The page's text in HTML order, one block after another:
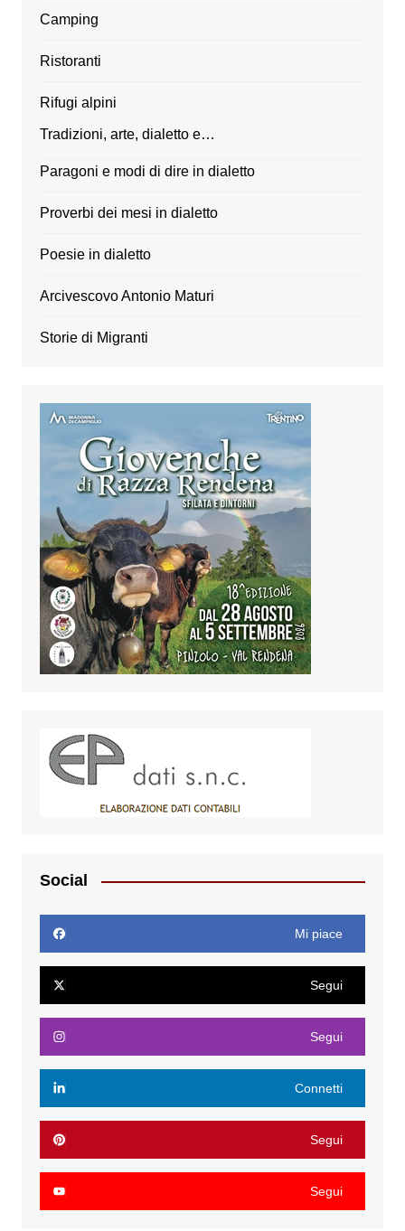
Camping
Ristoranti
Rifugi alpini
Tradizioni, arte, dialetto e…
Paragoni e modi di dire in dialetto
Proverbi dei mesi in dialetto
Poesie in dialetto
Arcivescovo Antonio Maturi
Storie di Migranti
Social
Mi piace
Segui
Segui
Connetti
Segui
Segui